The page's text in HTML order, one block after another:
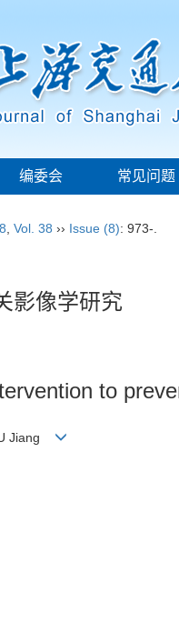
编委会 常见问题
Vol. 38 ›› Issue (8): 973-.
影像学研究
to
Jiang